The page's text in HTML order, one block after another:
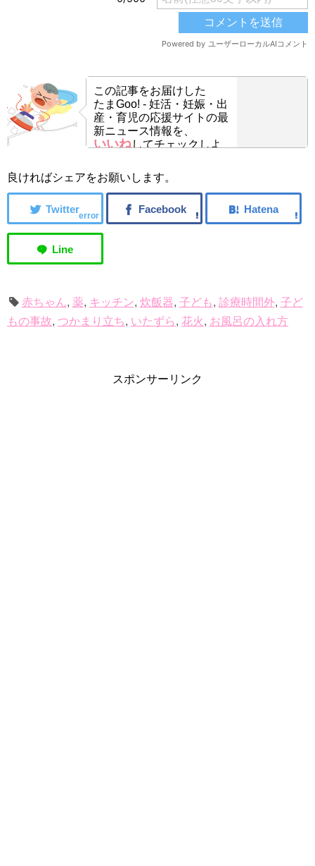
この記事をお届けした
たまGoo! - 妊活・妊娠・出
産・育児の応援サイトの最
新ニュース情報を、
いいねしてチェックしよ
良ければシェアをお願いします。
error
赤ちゃん, 薬, キッチン, 炊飯器, 子ども, 診療時間外, 子ど
もの事故, つかまり立ち, いたずら, 花火, お風呂の入れ方
スポンサーリンク